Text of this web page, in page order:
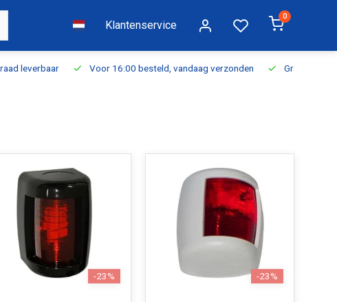
Klantenservice
0
leverbaar Voor 16:00 besteld, vandaag verzonden Gratis
-23% -23%